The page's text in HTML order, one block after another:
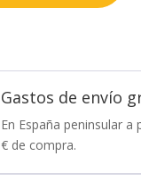
Gastos de envío
En España peninsular a
€ de compra.